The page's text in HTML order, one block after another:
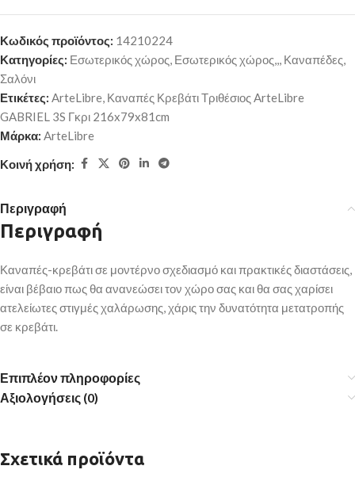
Κωδικός προϊόντος: 14210224
Κατηγορίες: Εσωτερικός χώρος, Εσωτερικός χώρος,,, Καναπέδες,
Σαλόνι
Ετικέτες: ArteLibre, Καναπές Κρεβάτι Τριθέσιος ArteLibre
GABRIEL 3S Γκρι 216x79x81cm
Μάρκα: ArteLibre
Κοινή χρήση:
Περιγραφή
Περιγραφή
Καναπές-κρεβάτι σε μοντέρνο σχεδιασμό και πρακτικές διαστάσεις,
είναι βέβαιο πως θα ανανεώσει τον χώρο σας και θα σας χαρίσει
ατελείωτες στιγμές χαλάρωσης, χάρις την δυνατότητα μετατροπής
σε κρεβάτι.
Επιπλέον πληροφορίες
Αξιολογήσεις (0)
Σχετικά προϊόντα